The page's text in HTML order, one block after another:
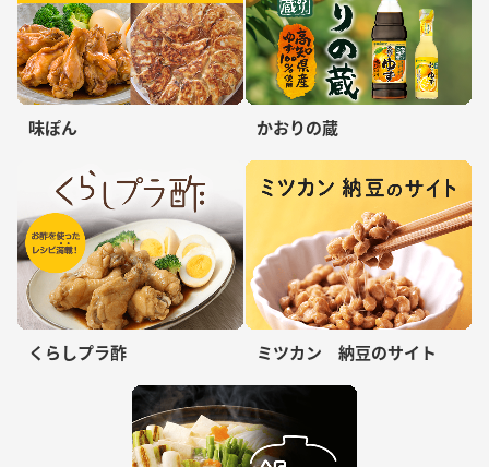
味ぽん かおりの蔵
くらしプラ酢 ミツカン 納豆のサイト